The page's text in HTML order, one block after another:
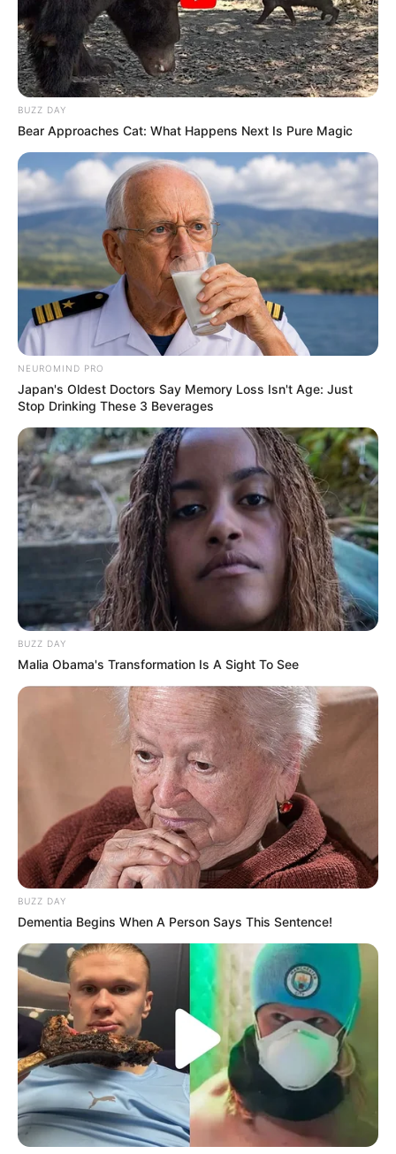
BUZZ DAY
Bear Approaches Cat: What Happens Next Is Pure Magic
NEUROMIND PRO
Japan's Oldest Doctors Say Memory Loss Isn't Age: Just
Stop Drinking These 3 Beverages
BUZZ DAY
Malia Obama's Transformation Is A Sight To See
BUZZ DAY
Dementia Begins When A Person Says This Sentence!